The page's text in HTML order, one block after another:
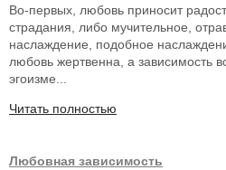
Во-первых, любовь приносит
страдания, либо мучительное,
наслаждение, подобное
любовь жертвенна, а зависимость
эгоизме...
Читать полностью
Любовная зависимость